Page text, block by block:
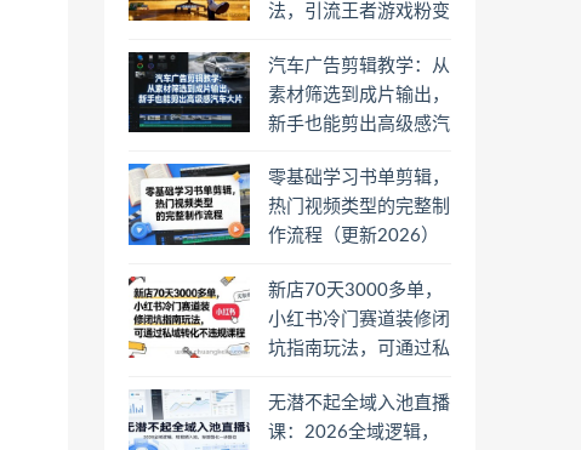
法，引流王者游戏粉变
汽车广告剪辑教学：从
素材筛选到成片输出，
新手也能剪出高级感汽
零基础学习书单剪辑，
热门视频类型的完整制
作流程（更新2026）
新店70天3000多单，
小红书冷门赛道装修闭
坑指南玩法，可通过私
无潜不起全域入池直播
课：2026全域逻辑，